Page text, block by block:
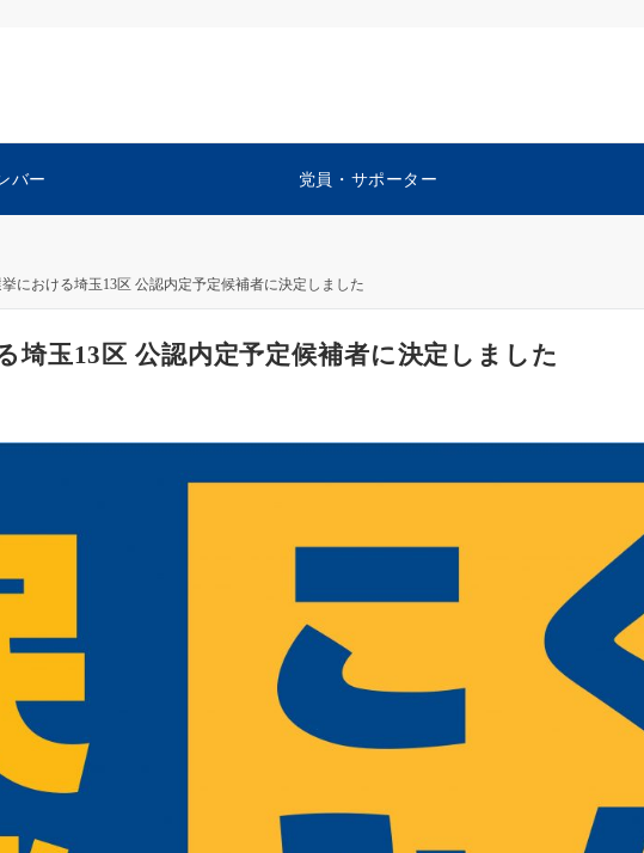
バー 党員・サポーター
における埼玉13区 公認内定予定候補者に決定しました
埼玉13区 公認内定予定候補者に決定しました